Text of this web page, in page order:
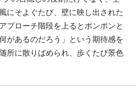
にそよぐたび、壁に映し出された
プローチ階段を上るとポンポンと
があるのだろう」という期待感を
所に散りばめられ、歩くたび景色